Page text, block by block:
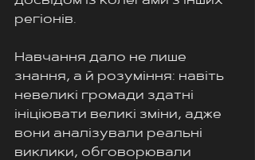
регіонів.
Навчання дало не лише
знання, а й розуміння: навіть
невеликі громади здатні
ініціювати великі зміни, адже
вони аналізували реальні
виклики, обговорювали